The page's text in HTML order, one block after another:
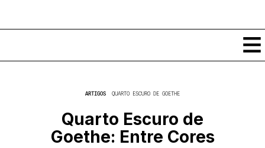
Classificados
Ver todos
ARTIGOS QUARTO ESCURO DE GOETHE
Quarto Escuro de
Goethe: Entre Cores